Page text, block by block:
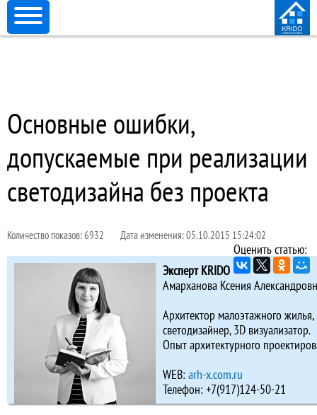
Основные ошибки,
допускаемые при реализации
светодизайна без проекта
Количество показов: 6932 Дата изменения: 05.10.2015 15:24:02
Оценить статью:
Эксперт KRIDO
Амарханова Ксения
Архитектор малоэтажного жилья,
светодизайнер, 3D визуализатор.
Опыт архитектурного
WEB: arh-x.com.ru
Телефон: +7(917)124-50-21